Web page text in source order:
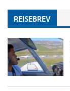
REISEBREV